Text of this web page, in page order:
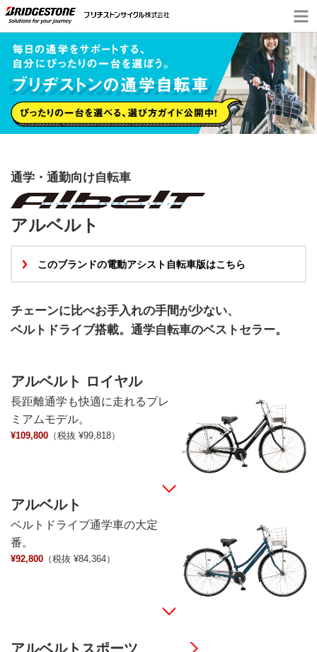
通学・通勤向け自転車
アルベルト
このブランドの電動アシスト自転車版はこちら
チェーンに比べお手入れの手間が少ない、
ベルトドライブ搭載。通学自転車のベストセラー。
アルベルト ロイヤル
長距離通学も快適に走れるプレ
ミアムモデル。
¥109,800 （税抜 ¥99,818）
アルベルト
ベルトドライブ通学車の大定
番。
¥92,800 （税抜 ¥84,364）
アルベルトスポーツ